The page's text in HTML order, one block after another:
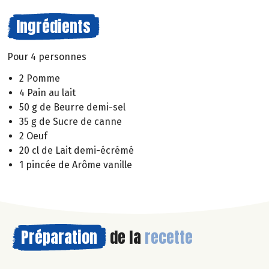
Ingrédients
Pour 4 personnes
2 Pomme
4 Pain au lait
50 g de Beurre demi-sel
35 g de Sucre de canne
2 Oeuf
20 cl de Lait demi-écrémé
1 pincée de Arôme vanille
Préparation de la recette